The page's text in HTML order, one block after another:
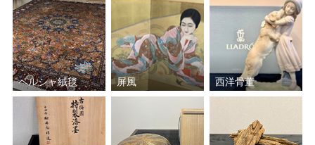
ペルシャ絨毯 屏風 西洋骨董